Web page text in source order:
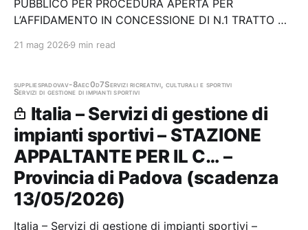
PUBBLICO PER PROCEDURA APERTA PER
L’AFFIDAMENTO IN CONCESSIONE DI N.1 TRATTO DI
BALNEARE/SPIAGGIA ATTREZZATA A FINALITÀ
SAPRI (SA) – SPIAGGIA “B” Stazione…
21 mag 2026 9 min read
suppliespadovav-8aec0d7Servizi ricreativi, culturali e sportivi
Servizi di gestione di impianti sportivi
Italia – Servizi di gestione di
impianti sportivi – STAZIONE
APPALTANTE PER IL C… –
Provincia di Padova (scadenza
13/05/2026)
Italia – Servizi di gestione di impianti sportivi –